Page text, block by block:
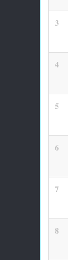
3
4
5
6
7
8